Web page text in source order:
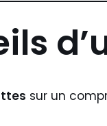
sur un